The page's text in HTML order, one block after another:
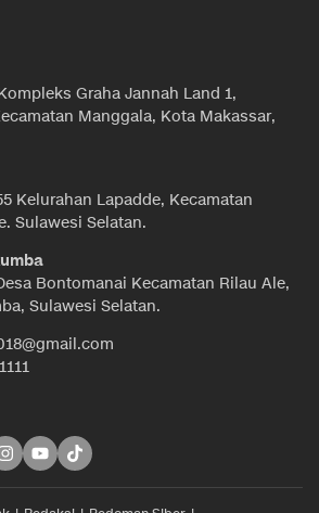
Graha Jannah Land 1,
Manggala, Kota Makassar,
Kelurahan Lapadde, Kecamatan
Sulawesi Selatan.
Bontomanai Kecamatan Rilau Ale,
Sulawesi Selatan.